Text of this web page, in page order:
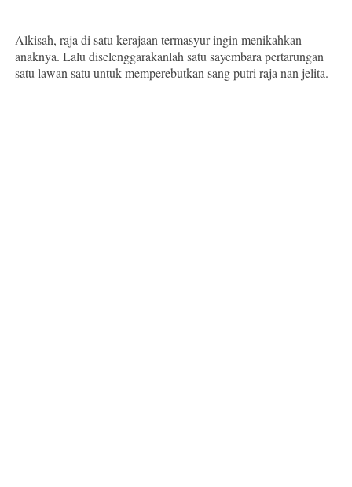
Alkisah, raja di satu kerajaan termasyur ingin menikahkan
anaknya. Lalu diselenggarakanlah satu sayembara pertarungan
satu lawan satu untuk memperebutkan sang putri raja nan jelita.